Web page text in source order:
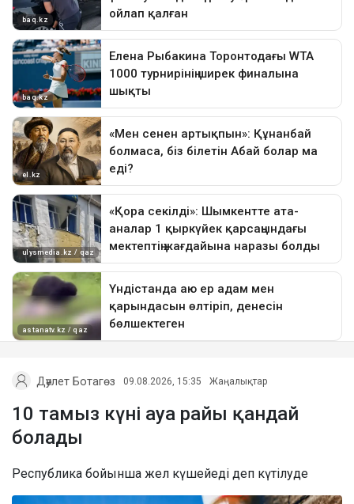
Дәулет Ботагөз 09.08.2026, 15:35 Жаңалықтар
10 тамыз күні ауа райы қандай
болады
Республика бойынша жел күшейеді деп күтілуде